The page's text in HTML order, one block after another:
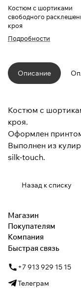
Костюм с шортиками
свободного
кроя
Подробности
Описание
Костюм с
кроя.
Оформлен
Выполнен из
silk-touch.
Назад к списку
Магазин
Покупателям
Компания
Быстрая связь
+7 913 929 15 15
Телеграм